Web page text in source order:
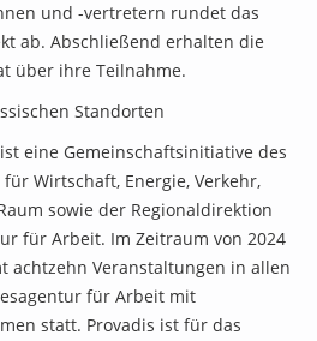
und -vertretern rundet das
ab. Abschließend erhalten die
über ihre Teilnahme.
Standorten
ist eine Gemeinschaftsinitiative des
Wirtschaft, Energie, Verkehr,
sowie der Regionaldirektion
für Arbeit. Im Zeitraum von 2024
achtzehn Veranstaltungen in allen
für Arbeit mit
statt. Provadis ist für das